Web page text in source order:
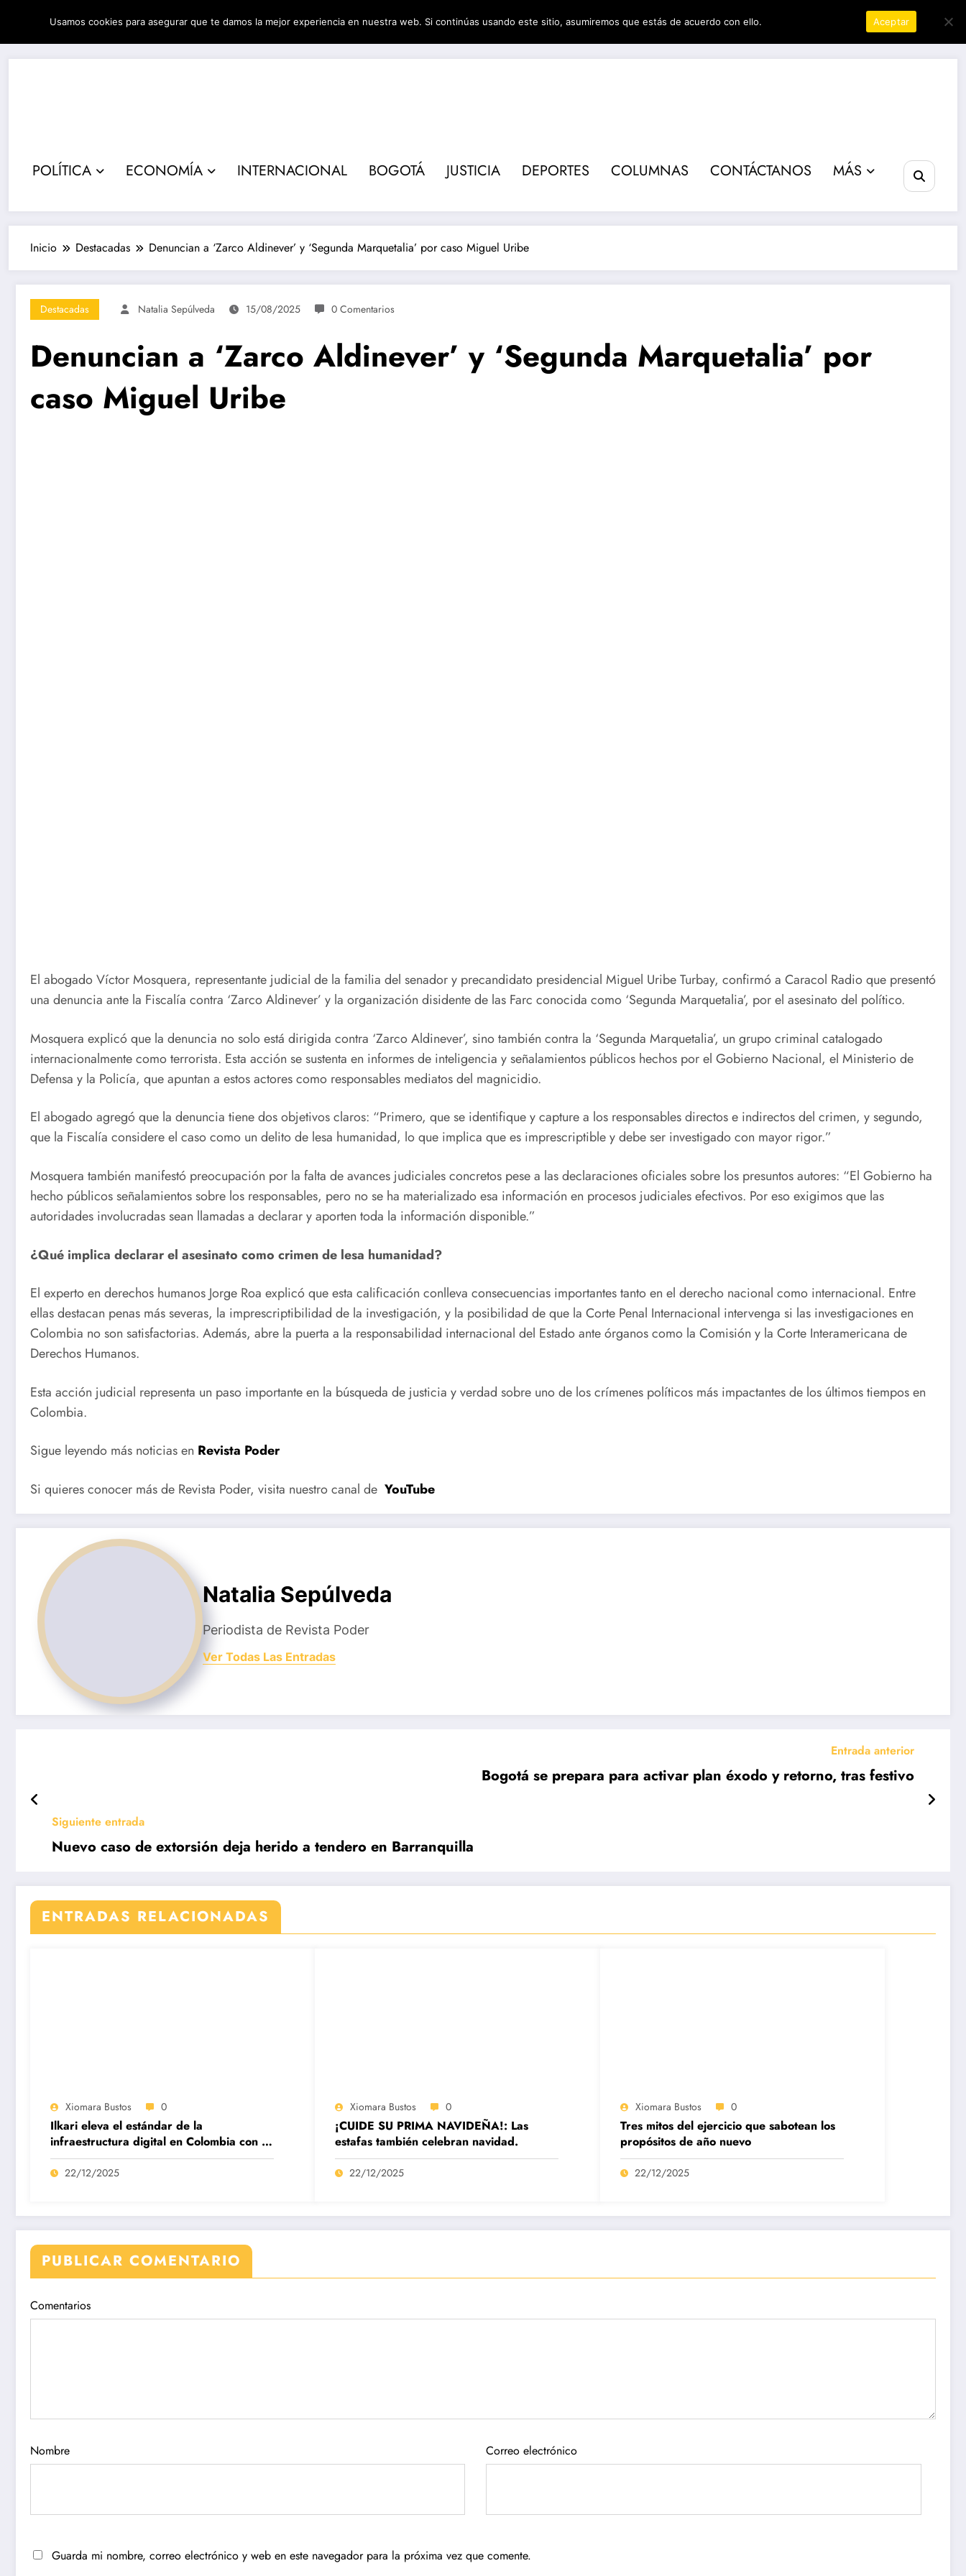
contenido
07/08/2026 4:04:24 PM
POLÍTICA ECONOMÍA INTERNACIONAL BOGOTÁ JUSTICIA DEPORTES COLUMNAS CONTÁCTANOS MÁS
Inicio Destacadas Denuncian a ‘Zarco Aldinever’ y ‘Segunda Marquetalia’ por caso Miguel Uribe
Destacadas Natalia Sepúlveda 15/08/2025 0 Comentarios
Denuncian a ‘Zarco Aldinever’ y ‘Segunda Marquetalia’ por
caso Miguel Uribe
El abogado Víctor Mosquera, representante judicial de la familia del senador y precandidato presidencial Miguel Uribe Turbay, confirmó a Caracol Radio que presentó
una denuncia ante la Fiscalía contra ‘Zarco Aldinever’ y la organización disidente de las Farc conocida como ‘Segunda Marquetalia’, por el asesinato del político.
Mosquera explicó que la denuncia no solo está dirigida contra ‘Zarco Aldinever’, sino también contra la ‘Segunda Marquetalia’, un grupo criminal catalogado
internacionalmente como terrorista. Esta acción se sustenta en informes de inteligencia y señalamientos públicos hechos por el Gobierno Nacional, el Ministerio de
Defensa y la Policía, que apuntan a estos actores como responsables mediatos del magnicidio.
El abogado agregó que la denuncia tiene dos objetivos claros: “Primero, que se identifique y capture a los responsables directos e indirectos del crimen, y segundo,
que la Fiscalía considere el caso como un delito de lesa humanidad, lo que implica que es imprescriptible y debe ser investigado con mayor rigor.”
Mosquera también manifestó preocupación por la falta de avances judiciales concretos pese a las declaraciones oficiales sobre los presuntos autores: “El Gobierno ha
hecho públicos señalamientos sobre los responsables, pero no se ha materializado esa información en procesos judiciales efectivos. Por eso exigimos que las
autoridades involucradas sean llamadas a declarar y aporten toda la información disponible.”
¿Qué implica declarar el asesinato como crimen de lesa humanidad?
El experto en derechos humanos Jorge Roa explicó que esta calificación conlleva consecuencias importantes tanto en el derecho nacional como internacional. Entre
ellas destacan penas más severas, la imprescriptibilidad de la investigación, y la posibilidad de que la Corte Penal Internacional intervenga si las investigaciones en
Colombia no son satisfactorias. Además, abre la puerta a la responsabilidad internacional del Estado ante órganos como la Comisión y la Corte Interamericana de
Derechos Humanos.
Esta acción judicial representa un paso importante en la búsqueda de justicia y verdad sobre uno de los crímenes políticos más impactantes de los últimos tiempos en
Colombia.
Sigue leyendo más noticias en Revista Poder
Si quieres conocer más de Revista Poder, visita nuestro canal de YouTube
Natalia Sepúlveda
Periodista de Revista Poder
Ver Todas Las Entradas
Entrada anterior
Bogotá se prepara para activar plan éxodo y retorno, tras festivo
Siguiente entrada
Nuevo caso de extorsión deja herido a tendero en Barranquilla
ENTRADAS RELACIONADAS
Xiomara Bustos 0
Ilkari eleva el estándar de la
infraestructura digital en Colombia con su
datacenter certificado Nivel IV de ICREA
22/12/2025
Xiomara Bustos 0
¡CUIDE SU PRIMA NAVIDEÑA!: Las
estafas también celebran navidad.
22/12/2025
Xiomara Bustos 0
Tres mitos del ejercicio que sabotean los
propósitos de año nuevo
22/12/2025
PUBLICAR COMENTARIO
Comentarios
Nombre Correo electrónico
Guarda mi nombre, correo electrónico y web en este navegador para la próxima vez que comente.
Usamos cookies para asegurar que te damos la mejor experiencia en nuestra web. Si continúas usando este sitio, asumiremos que estás de acuerdo con ello. Aceptar